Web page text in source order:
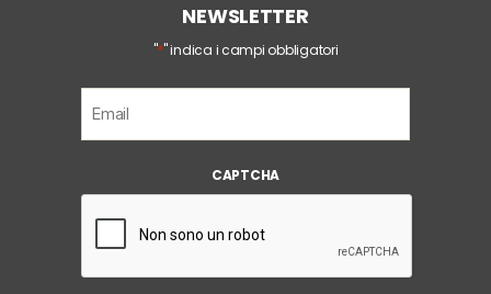
NEWSLETTER
"*" indica i campi obbligatori
a
l
*
CAPTCHA